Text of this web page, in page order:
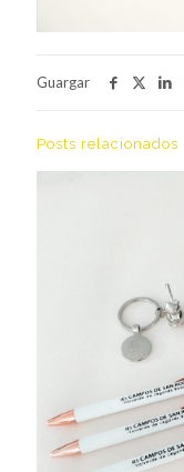
Guargar
Posts relacionados